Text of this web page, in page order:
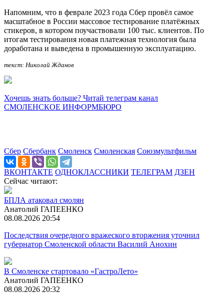
Напомним, что в феврале 2023 года Сбер провёл самое
масштабное в России массовое тестирование платёжных
стикеров, в котором поучаствовали 100 тыс. клиентов. По
итогам тестирования новая платежная технология была
доработана и выведена в промышенную эксплуатацию.
текст: Николай Жданов
Хочешь знать больше? Читай телеграм канал
СМОЛЕНСКОЕ ИНФОРМБЮРО
Сбер Сбербанк Смоленск Смоленская Союзмультфильм
ВКОНТАКТЕ ОДНОКЛАССНИКИ ТЕЛЕГРАМ ДЗЕН
Сейчас читают:
БПЛА атаковал смолян
Анатолий ГАПЕЕНКО
08.08.2026 20:54
Последствия очередного вражеского вторжения уточнил
губернатор Смоленской области Василий Анохин
В Смоленске стартовало «ГастроЛето»
Анатолий ГАПЕЕНКО
08.08.2026 20:32